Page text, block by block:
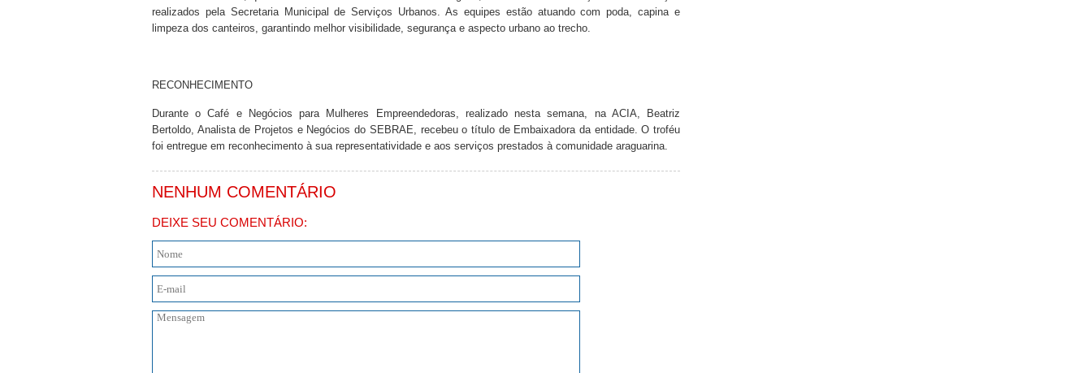
realizados pela Secretaria Municipal de Serviços Urbanos. As equipes estão atuando com poda, capina e
limpeza dos canteiros, garantindo melhor visibilidade, segurança e aspecto urbano ao trecho.
RECONHECIMENTO
Durante o Café e Negócios para Mulheres Empreendedoras, realizado nesta semana, na ACIA, Beatriz
Bertoldo, Analista de Projetos e Negócios do SEBRAE, recebeu o título de Embaixadora da entidade. O troféu
foi entregue em reconhecimento à sua representatividade e aos serviços prestados à comunidade araguarina.
NENHUM COMENTÁRIO
DEIXE SEU COMENTÁRIO: